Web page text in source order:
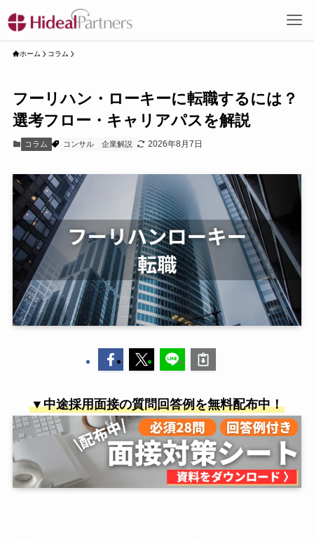
ホーム コラム
フーリハン・ローキーに転職するには？
選考フロー・キャリアパスを解説
コラム コンサル 企業解説 2026年8月7日
▼中途採用面接の質問回答例を無料配布中！